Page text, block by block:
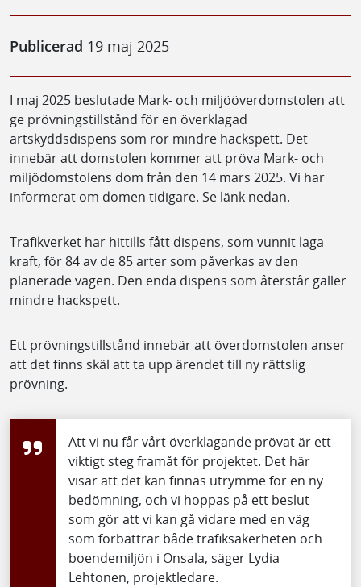
Publicerad 19 maj 2025
I maj 2025 beslutade Mark- och miljööverdomstolen att
ge prövningstillstånd för en överklagad
artskyddsdispens som rör mindre hackspett. Det
innebär att domstolen kommer att pröva Mark- och
miljödomstolens dom från den 14 mars 2025. Vi har
informerat om domen tidigare. Se länk nedan.
Trafikverket har hittills fått dispens, som vunnit laga
kraft, för 84 av de 85 arter som påverkas av den
planerade vägen. Den enda dispens som återstår gäller
mindre hackspett.
Ett prövningstillstånd innebär att överdomstolen anser
att det finns skäl att ta upp ärendet till ny rättslig
prövning.
Att vi nu får vårt överklagande prövat är ett
viktigt steg framåt för projektet. Det här
visar att det kan finnas utrymme för en ny
bedömning, och vi hoppas på ett beslut
som gör att vi kan gå vidare med en väg
som förbättrar både trafiksäkerheten och
boendemiljön i Onsala, säger Lydia
Lehtonen, projektledare.